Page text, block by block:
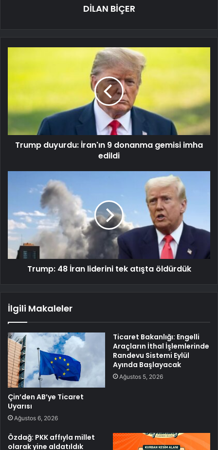
DİLAN BİÇER
Trump duyurdu: İran'ın 9 donanma gemisi imha
edildi
Trump: 48 İran liderini tek atışta öldürdük
İlgili Makaleler
Çin’den AB’ye Ticaret
Uyarısı
Ağustos 6, 2026
Ticaret Bakanlığı: Engelli
Araçların İthal İşlemlerinde
Randevu Sistemi Eylül
Ayında Başlayacak
Ağustos 5, 2026
Özdağ: PKK affıyla millet
olarak yine aldatıldık